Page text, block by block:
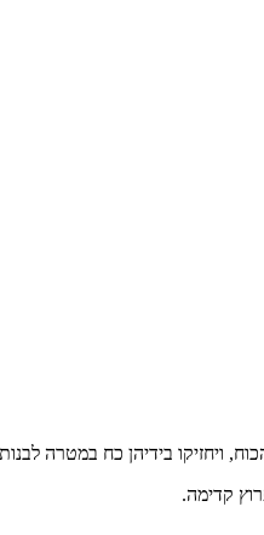
ויחזיקו בידיהן כח במטרה
קדימה.